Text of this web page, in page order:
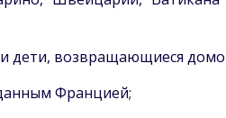
дети, возвращающиеся
Францией;